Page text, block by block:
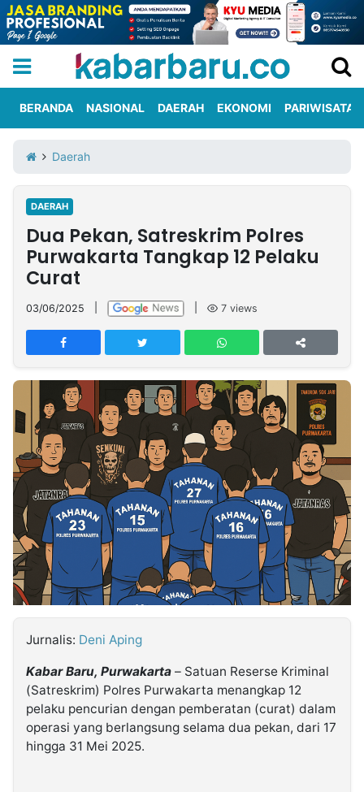
Iklan
Berita
Kami
Nasional
International
Olahraga
Entertainment
Daerah
Pariwisata
Kuliner
Kolom
Network
PT
TREETAN
INDONESIA
Partner
Insight
NTB
Suara
Time
Lens
IDN
Daily
Jogja
Jalan
Rakyat
Idealita
News
Kita
Notice
Dinamikapost.com
Radar
Baru
Seedbacklink
Follow
Kabarbaru
BERANDA NASIONAL DAERAH EKONOMI PARIWISATA
Daerah
DAERAH
Dua Pekan, Satreskrim Polres
Purwakarta Tangkap 12 Pelaku
Curat
03/06/2025 7 views
Jurnalis: Deni Aping
Kabar Baru, Purwakarta – Satuan Reserse Kriminal
(Satreskrim) Polres Purwakarta menangkap 12
pelaku pencurian dengan pemberatan (curat) dalam
operasi yang berlangsung selama dua pekan, dari 17
hingga 31 Mei 2025.